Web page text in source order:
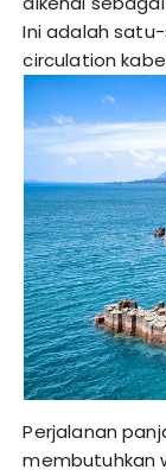
Ini adalah
circulation
Perjalanan
membutuhkan